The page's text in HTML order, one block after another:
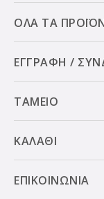
ΟΛΑ ΤΑ
ΕΓΓΡΑΦΗ /
ΤΑΜΕΙΟ
ΚΑΛΑΘΙ
ΕΠΙΚΟΙΝΩΝΙΑ